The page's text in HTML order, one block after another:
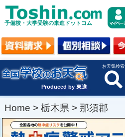
予備校・大学受験の東進ドットコム
Produced by 東進
お天気検索
Home > 栃木県 > 那須郡